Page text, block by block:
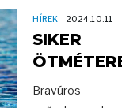
HÍREK 2024.10.11
SIKER
Bravúros